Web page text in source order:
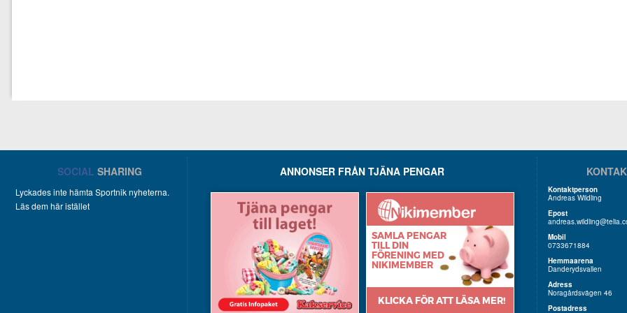
SOCIAL SHARING
Lyckades inte hämta Sportnik nyheterna.
Läs dem här istället
ANNONSER FRÅN TJÄNA PENGAR
Kontaktperson
Andreas Wildling
Epost
Mobil
0733671884
Hemmaarena
Danderydsvallen
Adress
Noragårdsvägen 46
Postadress